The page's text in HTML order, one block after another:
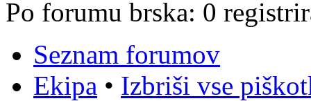
Po forumu brska: 0
Seznam forumov
Ekipa • Izbriši vse